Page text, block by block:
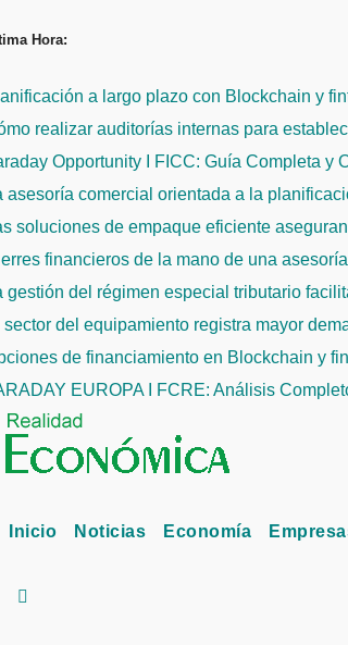
al
Hora:
a largo plazo con Blockchain y
realizar auditorías internas para
Opportunity I FICC: Guía Completa y
asesoría comercial orientada a la
soluciones de empaque eficiente
financieros de la mano de una
gestión del régimen especial tributario
sector del equipamiento registra mayor
de financiamiento en Blockchain y
EUROPA I FCRE: Análisis
Inicio Noticias Economía